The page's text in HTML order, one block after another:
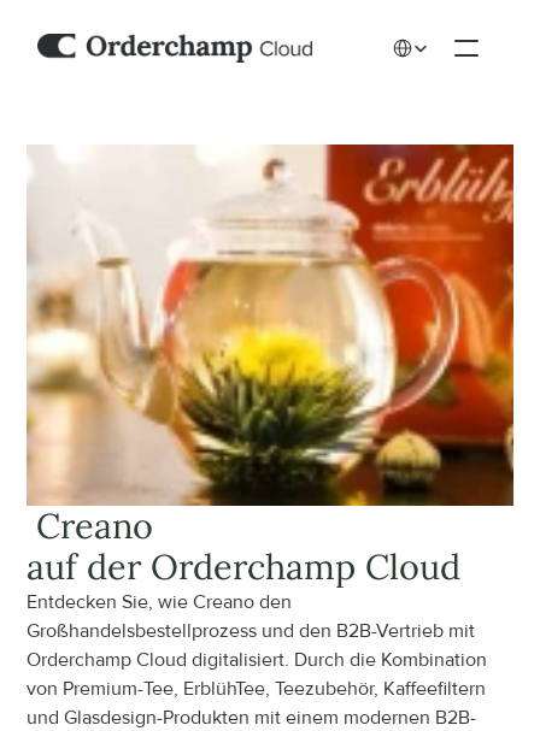
Creano
auf der Orderchamp Cloud
Entdecken Sie, wie Creano den
Großhandelsbestellprozess und den B2B-Vertrieb mit
Orderchamp Cloud digitalisiert. Durch die Kombination
von Premium-Tee, ErblühTee, Teezubehör, Kaffeefiltern
und Glasdesign-Produkten mit einem modernen B2B-